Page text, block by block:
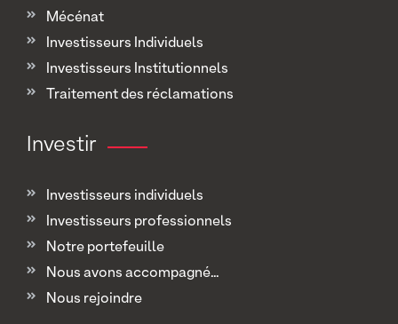
Mécénat
Investisseurs Individuels
Investisseurs Institutionnels
Traitement des réclamations
Investir
Investisseurs individuels
Investisseurs professionnels
Notre portefeuille
Nous avons accompagné...
Nous rejoindre